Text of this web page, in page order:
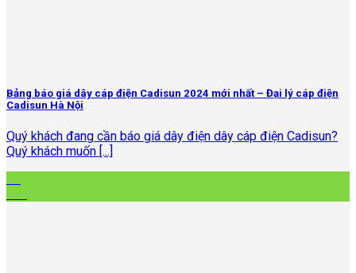
Bảng báo giá dây cáp điện Cadisun 2024 mới nhất – Đại lý cáp điện
Cadisun Hà Nội
Quý khách đang cần báo giá dây điện dây cáp điện Cadisun?
Quý khách muốn [...]